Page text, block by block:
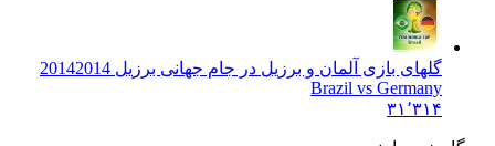
گلهای بازی آلمان و برزیل در جام جهانی برزیل 2014 2014
Brazil vs Germany
۳۱٬۳۱۴